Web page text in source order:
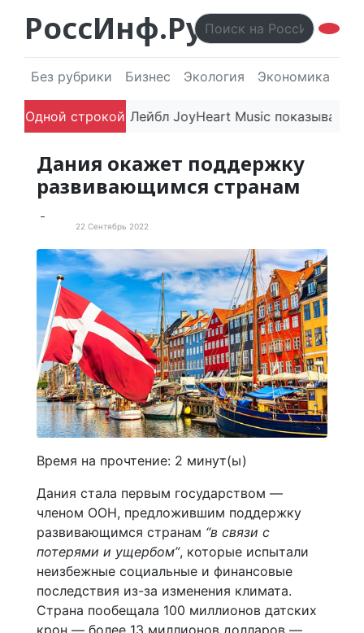
РоссИнф.Ру
Без рубрики Бизнес Экология Экономика
Одной строкой
впечатляют Лейбл JoyHeart Music показывает
Дания окажет поддержку
развивающимся странам
22 Сентябрь 2022
Время на прочтение: 2 минут(ы)
Дания стала первым государством —
членом ООН, предложившим поддержку
развивающимся странам “в связи с
потерями и ущербом”, которые испытали
неизбежные социальные и финансовые
последствия из-за изменения климата.
Страна пообещала 100 миллионов датских
крон — более 13 миллионов долларов —